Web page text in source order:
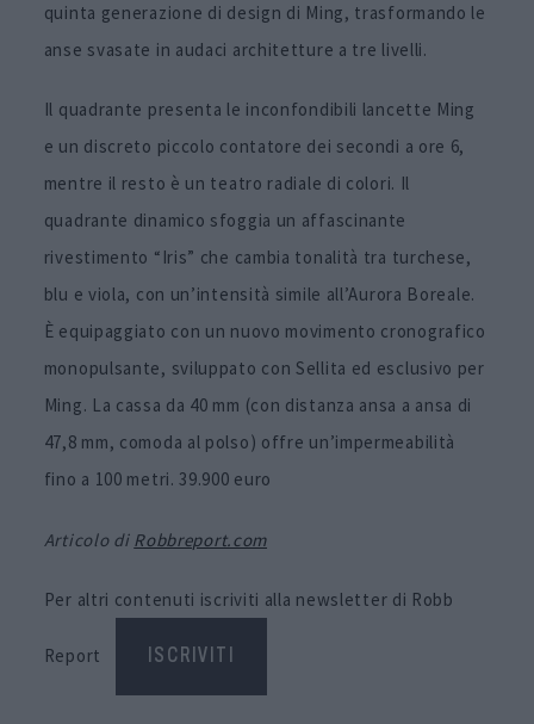
quinta generazione di design di Ming, trasformando le
anse svasate in audaci architetture a tre livelli.
Il quadrante presenta le inconfondibili lancette Ming
e un discreto piccolo contatore dei secondi a ore 6,
mentre il resto è un teatro radiale di colori. Il
quadrante dinamico sfoggia un affascinante
rivestimento “Iris” che cambia tonalità tra turchese,
blu e viola, con un’intensità simile all’Aurora Boreale.
È equipaggiato con un nuovo movimento cronografico
monopulsante, sviluppato con Sellita ed esclusivo per
Ming. La cassa da 40 mm (con distanza ansa a ansa di
47,8 mm, comoda al polso) offre un’impermeabilità
fino a 100 metri. 39.900 euro
Articolo di Robbreport.com
Per altri contenuti iscriviti alla newsletter di Robb
Report ISCRIVITI